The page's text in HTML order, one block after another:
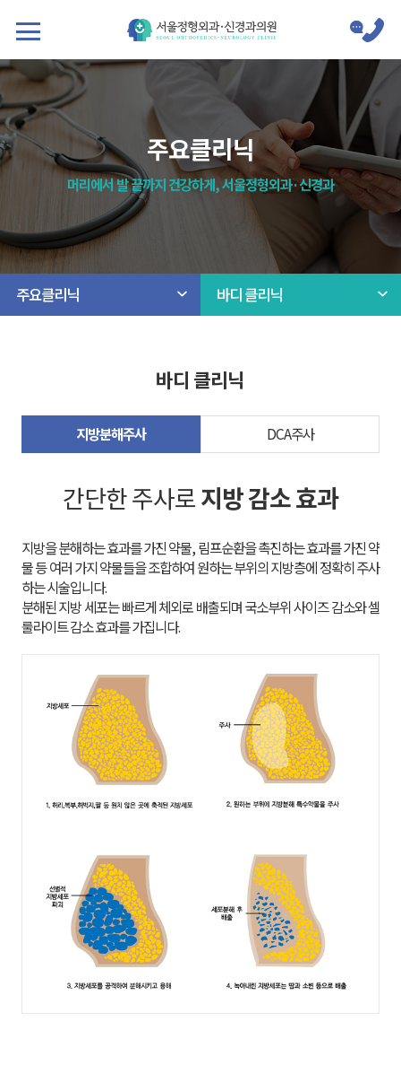
주요클리닉
머리에서 발 끝까지 건강하게, 서울정형외과·신경과
주요클리닉 바디 클리닉
바디 클리닉
지방분해주사 DCA주사
간단한 주사로지방 감소 효과
하는 시술입니다.
룰라이트 감소 효과를 가집니다.